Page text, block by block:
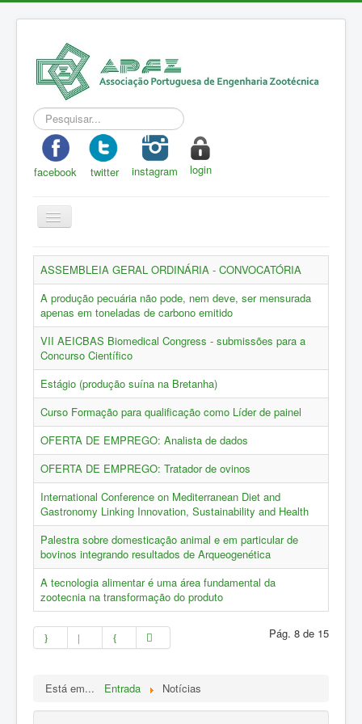
Pesquisar...
facebook twitter instagram login
Toggle
Navigation
APEZ
A Zootecnia
Notícias
Eventos
ZOOTEC
RPZ
Loja
Contactos
Sócios
ASSEMBLEIA GERAL ORDINÁRIA - CONVOCATÓRIA
A produção pecuária não pode, nem deve, ser mensurada
apenas em toneladas de carbono emitido
VII AEICBAS Biomedical Congress - submissões para a
Concurso Científico
Estágio (produção suína na Bretanha)
Curso Formação para qualificação como Líder de painel
OFERTA DE EMPREGO: Analista de dados
OFERTA DE EMPREGO: Tratador de ovinos
International Conference on Mediterranean Diet and
Gastronomy Linking Innovation, Sustainability and Health
Palestra sobre domesticação animal e em particular de
bovinos integrando resultados de Arqueogenética
A tecnologia alimentar é uma área fundamental da
zootecnia na transformação do produto
Pág. 8 de 15
Está em... Entrada Notícias